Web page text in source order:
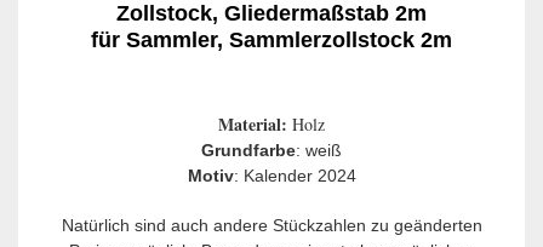
Zollstock, Gliedermaßstab 2m
für Sammler, Sammlerzollstock 2m
Material: Holz
Grundfarbe: weiß
Motiv: Kalender 2024
Natürlich sind auch andere Stückzahlen zu geänderten